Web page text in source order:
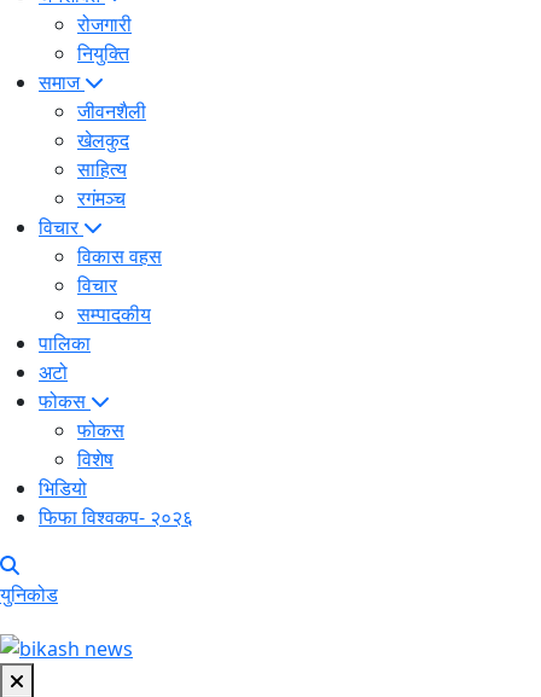
रोजगारी
नियुक्ति
समाज
जीवनशैली
खेलकुद
साहित्य
रगंमञ्च
विचार
विकास वहस
विचार
सम्पादकीय
पालिका
अटो
फोकस
फोकस
विशेष
भिडियो
फिफा विश्वकप- २०२६
युनिकोड